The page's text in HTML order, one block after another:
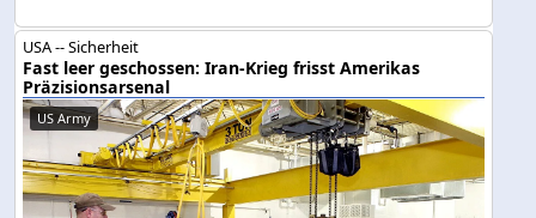
USA -- Sicherheit
Fast leer geschossen: Iran-Krieg frisst Amerikas
Präzisionsarsenal
US Army